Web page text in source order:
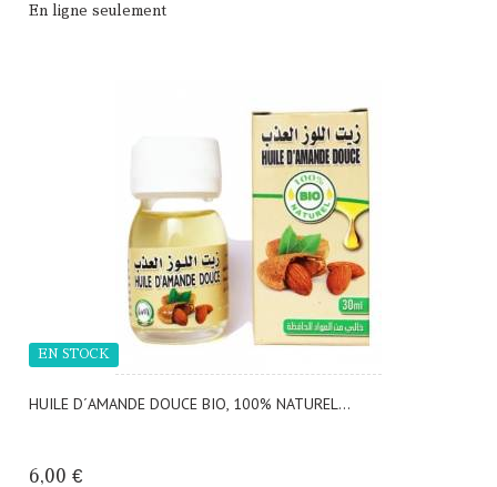
En ligne seulement
HUILE D´AMANDE DOUCE BIO, 100% NATUREL...
6,00 €
EN STOCK